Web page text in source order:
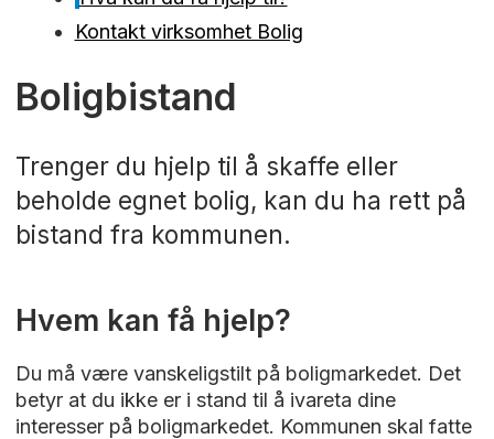
Kontakt virksomhet Bolig
Boligbistand
Trenger du hjelp til å skaffe eller
beholde egnet bolig, kan du ha rett på
bistand fra kommunen.
Hvem kan få hjelp?
Du må være vanskeligstilt på boligmarkedet. Det
betyr at du ikke er i stand til å ivareta dine
interesser på boligmarkedet. Kommunen skal fatte